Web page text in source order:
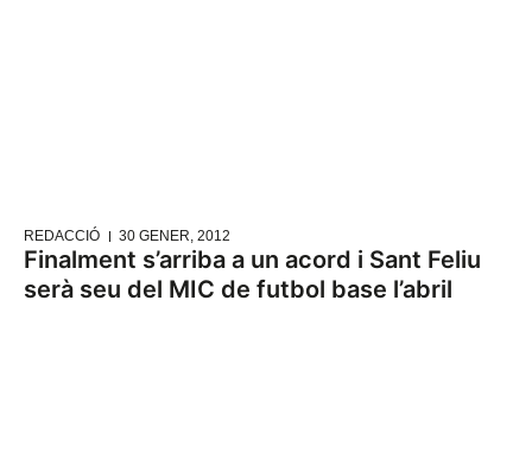
REDACCIÓ 30 GENER, 2012
Finalment s’arriba a un acord i Sant Feliu
serà seu del MIC de futbol base l’abril